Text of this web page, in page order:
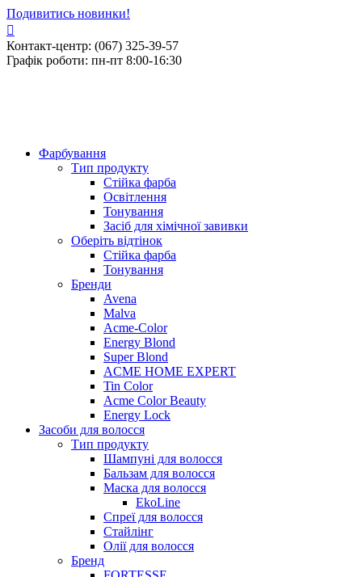
Подивитись новинки!
Контакт-центр: (067) 325-39-57
Графік роботи: пн-пт 8:00-16:30
Фарбування
Тип продукту
Стійка фарба
Освітлення
Тонування
Засіб для хімічної завивки
Оберіть відтінок
Стійка фарба
Тонування
Бренди
Avena
Malva
Acme-Color
Energy Blond
Super Blond
ACME HOME EXPERT
Tin Color
Acme Color Beauty
Energy Lock
Засоби для волосся
Тип продукту
Шампуні для волосся
Бальзам для волосся
Маска для волосся
EkoLine
Спреї для волосся
Стайлінг
Олії для волосся
Бренд